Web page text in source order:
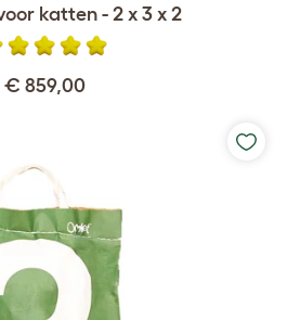
katten - 2 x 3 x 2
€ 859,00